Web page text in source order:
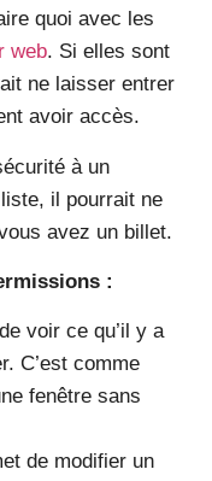
quoi avec les
web. Si elles sont
ne laisser entrer
avoir accès.
à un
il pourrait ne
avez un billet.
:
voir ce qu’il y a
C’est comme
fenêtre sans
de modifier un